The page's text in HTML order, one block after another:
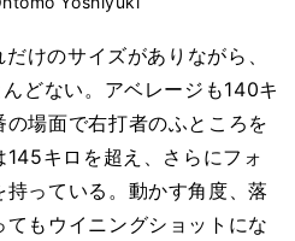
けのサイズがありながら、
どない。アベレージも140キ
場面で右打者のふところを
キロを超え、さらにフォ
っている。動かす角度、落
もウイニングショットにな